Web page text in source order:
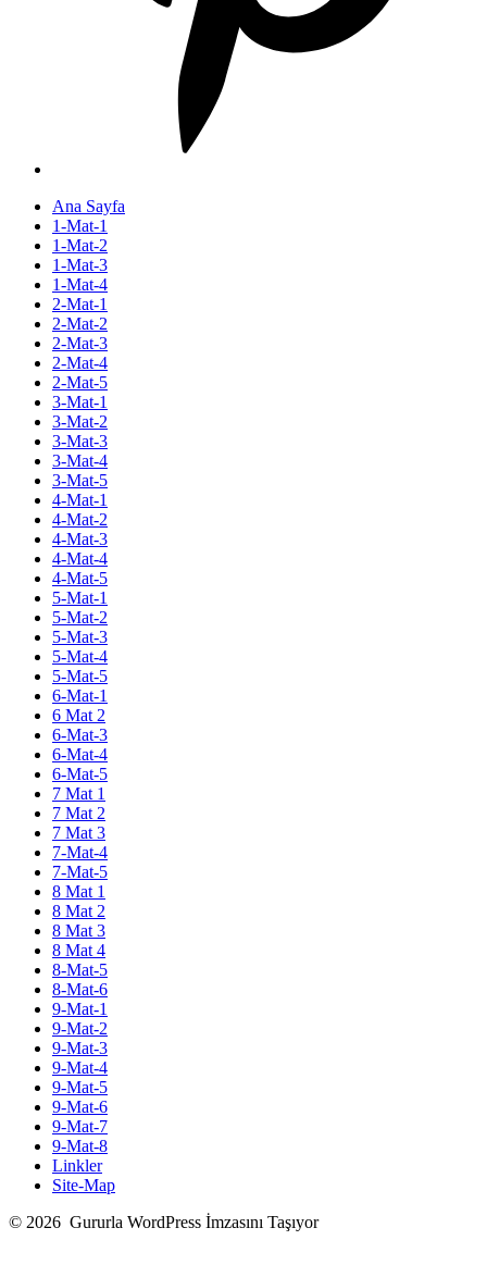
Ana Sayfa
1-Mat-1
1-Mat-2
1-Mat-3
1-Mat-4
2-Mat-1
2-Mat-2
2-Mat-3
2-Mat-4
2-Mat-5
3-Mat-1
3-Mat-2
3-Mat-3
3-Mat-4
3-Mat-5
4-Mat-1
4-Mat-2
4-Mat-3
4-Mat-4
4-Mat-5
5-Mat-1
5-Mat-2
5-Mat-3
5-Mat-4
5-Mat-5
6-Mat-1
6 Mat 2
6-Mat-3
6-Mat-4
6-Mat-5
7 Mat 1
7 Mat 2
7 Mat 3
7-Mat-4
7-Mat-5
8 Mat 1
8 Mat 2
8 Mat 3
8 Mat 4
8-Mat-5
8-Mat-6
9-Mat-1
9-Mat-2
9-Mat-3
9-Mat-4
9-Mat-5
9-Mat-6
9-Mat-7
9-Mat-8
Linkler
Site-Map
© 2026 Gururla WordPress İmzasını Taşıyor